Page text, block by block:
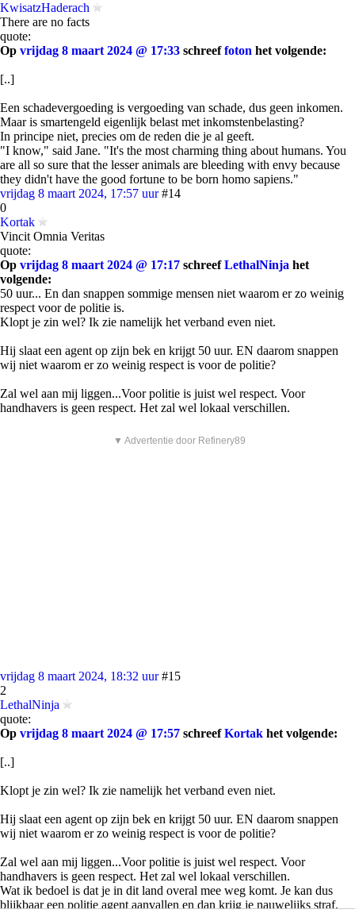
KwisatzHaderach
There are no facts
quote:
Op vrijdag 8 maart 2024 @ 17:33 schreeffoton het volgende:
[..]
Een schadevergoeding is vergoeding van schade, dus geen inkomen.
Maar is smartengeld eigenlijk belast met inkomstenbelasting?
In principe niet, precies om de reden die je al geeft.
"I know," said Jane. "It's the most charming thing about humans. You
are all so sure that the lesser animals are bleeding with envy because
they didn't have the good fortune to be born homo sapiens."
vrijdag 8 maart 2024, 17:57 uur #14
0
Kortak
Vincit Omnia Veritas
quote:
Op vrijdag 8 maart 2024 @ 17:17 schreefLethalNinja het
volgende:
50 uur... En dan snappen sommige mensen niet waarom er zo weinig
respect voor de politie is.
Klopt je zin wel? Ik zie namelijk het verband even niet.
Hij slaat een agent op zijn bek en krijgt 50 uur. EN daarom snappen
wij niet waarom er zo weinig respect is voor de politie?
Zal wel aan mij liggen...Voor politie is juist wel respect. Voor
handhavers is geen respect. Het zal wel lokaal verschillen.
▼ Advertentie door Refinery89
vrijdag 8 maart 2024, 18:32 uur #15
2
LethalNinja
quote:
Op vrijdag 8 maart 2024 @ 17:57 schreefKortak het volgende:
[..]
Klopt je zin wel? Ik zie namelijk het verband even niet.
Hij slaat een agent op zijn bek en krijgt 50 uur. EN daarom snappen
wij niet waarom er zo weinig respect is voor de politie?
Zal wel aan mij liggen...Voor politie is juist wel respect. Voor
handhavers is geen respect. Het zal wel lokaal verschillen.
Wat ik bedoel is dat je in dit land overal mee weg komt. Je kan dus
blijkbaar een politie agent aanvallen en dan krijg je nauwelijks straf.